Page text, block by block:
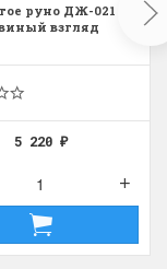
руно ДЖ-021
взгляд
5 220₽